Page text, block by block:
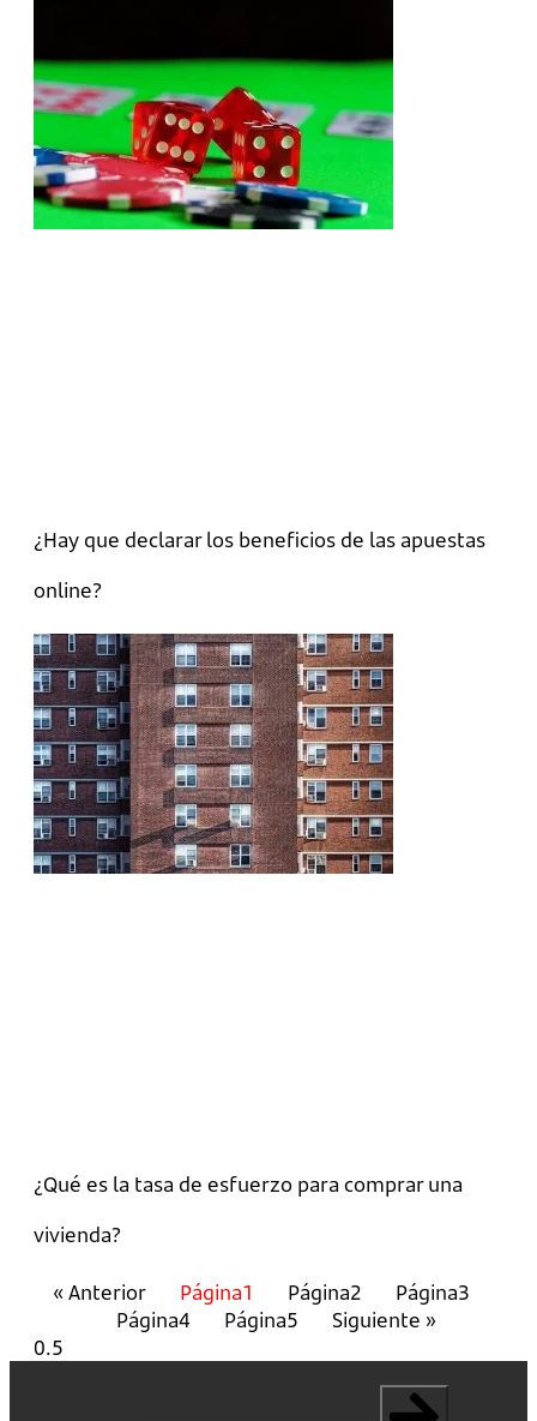
¿Hay que declarar los beneficios de las apuestas
online?
¿Qué es la tasa de esfuerzo para comprar una
vivienda?
« Anterior Página1 Página2 Página3
Página4 Página5 Siguiente »